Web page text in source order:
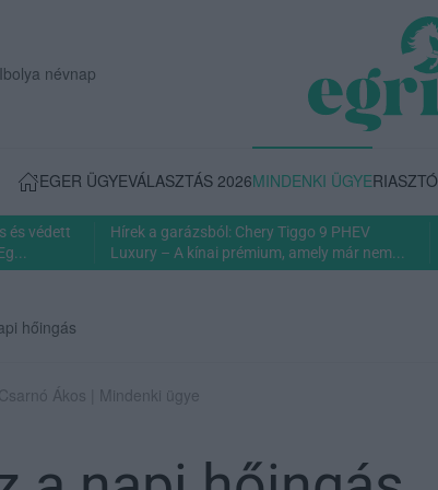
névnap
EGER ÜGYEVÁLASZTÁS 2026MINDENKI ÜGYERIASZTÓ
és védett
Hírek a garázsból: Chery Tiggo 9 PHEV
Luxury – A kínai prémium, amely már nem...
hőingás
Ákos | Mindenki ügye